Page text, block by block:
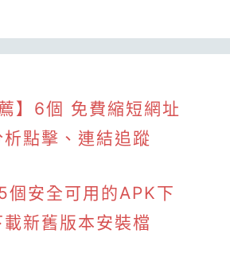
】6個 免費縮短網址
點擊、連結追蹤
個安全可用的APK下
新舊版本安裝檔